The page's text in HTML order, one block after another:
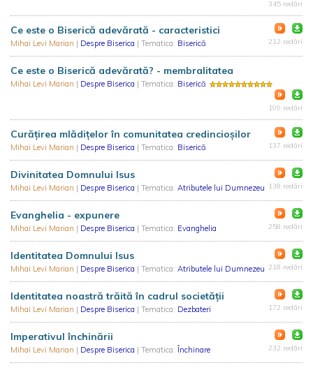
345 redări
Ce este o Biserică adevărată - caracteristici
Mihai Levi Marian | Despre Biserica | Tematica: Biserică 212 redări
Ce este o Biserică adevărată? - membralitatea
Mihai Levi Marian | Despre Biserica | Tematica: Biserică
199 redări
Curățirea mlădițelor în comunitatea credincioşilor
Mihai Levi Marian | Despre Biserica | Tematica: Biserică 137 redări
Divinitatea Domnului Isus
Mihai Levi Marian | Despre Biserica | Tematica: Atributele lui Dumnezeu 138 redări
Evanghelia - expunere
Mihai Levi Marian | Despre Biserica | Tematica: Evanghelia 258 redări
Identitatea Domnului Isus
Mihai Levi Marian | Despre Biserica | Tematica: Atributele lui Dumnezeu 218 redări
Identitatea noastră trăită în cadrul societății
Mihai Levi Marian | Despre Biserica | Tematica: Dezbateri 172 redări
Imperativul închinării
Mihai Levi Marian | Despre Biserica | Tematica: Închinare 232 redări